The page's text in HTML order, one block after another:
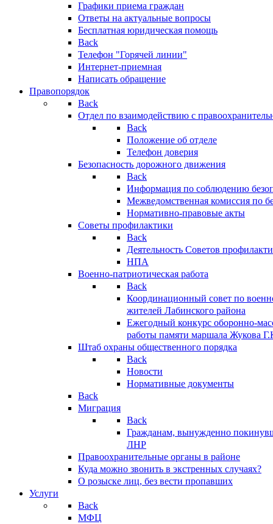
Графики приема граждан
Ответы на актуальные вопросы
Бесплатная юридическая помощь
Back
Телефон "Горячей линии"
Интернет-приемная
Написать обращение
Правопорядок
Back
Отдел по взаимодействию с
Back
Положение об отделе
Телефон доверия
Безопасность дорожного движения
Back
Информация по соблюдению
Межведомственная комиссия по
Нормативно-правовые акты
Советы профилактики
Back
Деятельность Советов
НПА
Военно-патриотическая работа
Back
Координационный совет по
жителей Лабинского района
Ежегодный конкурс оборонно-
работы памяти маршала Жукова
Штаб охраны общественного порядка
Back
Новости
Нормативные документы
Back
Миграция
Back
Гражданам, вынужденно
ЛНР
Правоохранительные органы в районе
Куда можно звонить в экстренных случаях?
О розыске лиц, без вести пропавших
Услуги
Back
МФЦ